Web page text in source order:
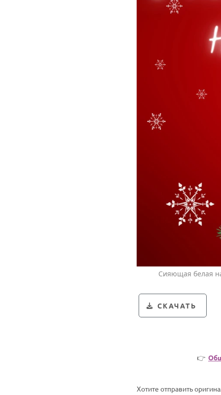
Сияющая белая
СКАЧАТЬ
👉
Хотите отправить